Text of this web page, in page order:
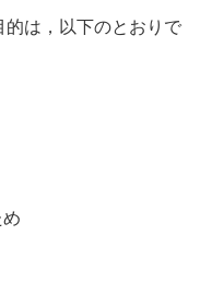
は，以下のとおりで